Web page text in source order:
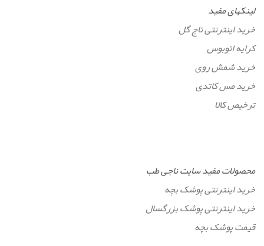
لینکهای مفید
خرید اینترنتی تاج گل
کرایه اتوبوس
خرید شمش روی
خرید مس کاتدی
ترخیص کالا
محصولات مفید سایت ناجی طب
خرید اینترنتی پوشک بچه
خرید اینترنتی پوشک بزرگسال
قیمت پوشک بچه